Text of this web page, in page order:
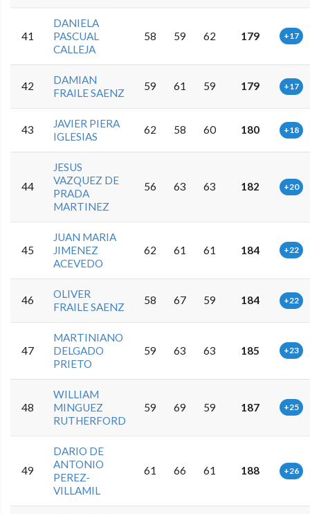
41
DANIELA
PASCUAL
CALLEJA
58 59 62 179 +17
42
DAMIAN
FRAILE SAENZ
59 61 59 179 +17
43
JAVIER PIERA
IGLESIAS
62 58 60 180 +18
44
JESUS
VAZQUEZ DE
PRADA
MARTINEZ
56 63 63 182 +20
45
JUAN MARIA
JIMENEZ
ACEVEDO
62 61 61 184 +22
46
OLIVER
FRAILE SAENZ
58 67 59 184 +22
47
MARTINIANO
DELGADO
PRIETO
59 63 63 185 +23
48
WILLIAM
MINGUEZ
RUTHERFORD
59 69 59 187 +25
49
DARIO DE
ANTONIO
PEREZ-
VILLAMIL
61 66 61 188 +26